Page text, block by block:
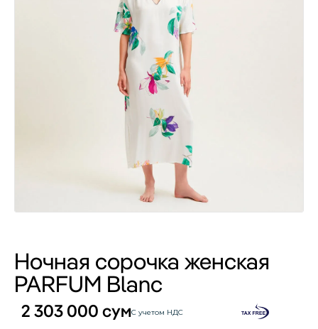
Ночная сорочка женская
PARFUM Blanc
2 303 000 сумС учетом НДС